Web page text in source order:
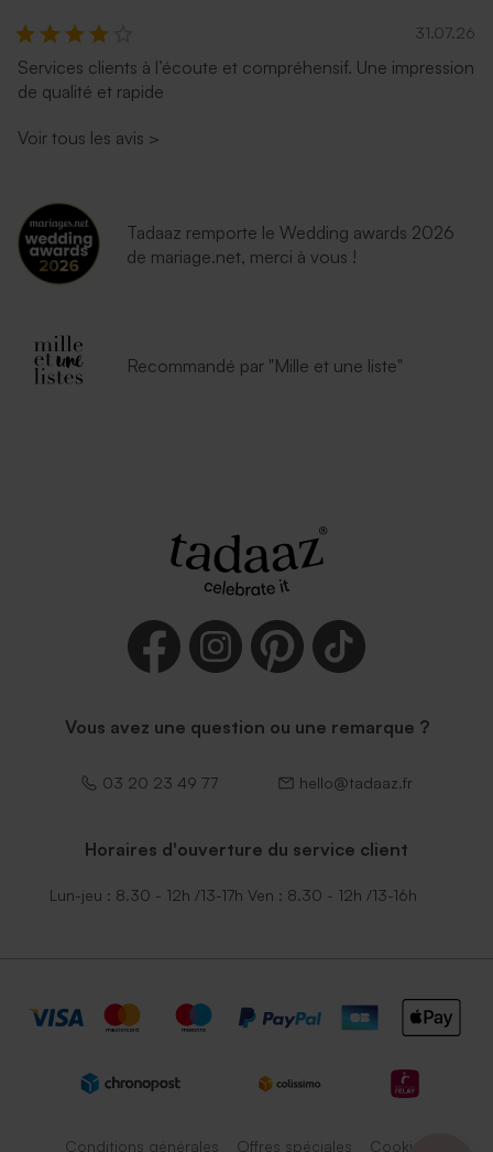
31.07.26
Services clients à l’écoute et compréhensif. Une impression
de qualité et rapide
Voir tous les avis >
Tadaaz remporte le Wedding awards 2026
de mariage.net, merci à vous !
Recommandé par "Mille et une liste"
Vous avez une question ou une remarque ?
03 20 23 49 77 hello@tadaaz.fr
Horaires d'ouverture du service client
Lun-jeu : 8.30 - 12h /13-17h Ven : 8.30 - 12h /13-16h
Conditions générales Offres spéciales Cookies